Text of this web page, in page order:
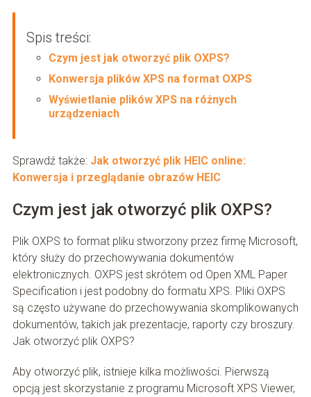
Spis treści:
Czym jest jak otworzyć plik OXPS?
Konwersja plików XPS na format OXPS
Wyświetlanie plików XPS na różnych
urządzeniach
Sprawdź także: Jak otworzyć plik HEIC online:
Konwersja i przeglądanie obrazów HEIC
Czym jest jak otworzyć plik OXPS?
Plik OXPS to format pliku stworzony przez firmę Microsoft,
który służy do przechowywania dokumentów
elektronicznych. OXPS jest skrótem od Open XML Paper
Specification i jest podobny do formatu XPS. Pliki OXPS
są często używane do przechowywania skomplikowanych
dokumentów, takich jak prezentacje, raporty czy broszury.
Jak otworzyć plik OXPS?
Aby otworzyć plik, istnieje kilka możliwości. Pierwszą
opcją jest skorzystanie z programu Microsoft XPS Viewer,